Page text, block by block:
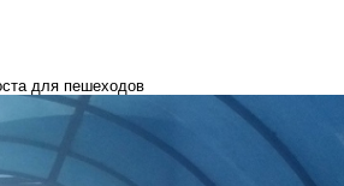
для пешеходов